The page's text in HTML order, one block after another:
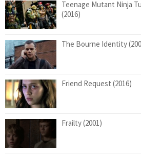
Teenage Mutant Ninja
(2016)
The Bourne Identity
Friend Request (2016)
Frailty (2001)